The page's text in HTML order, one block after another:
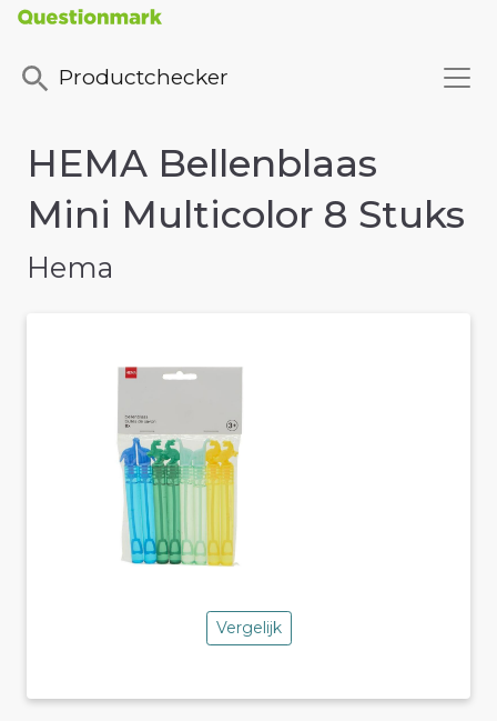
Productchecker
HEMA Bellenblaas
Mini Multicolor 8 Stuks
Hema
Vergelijk